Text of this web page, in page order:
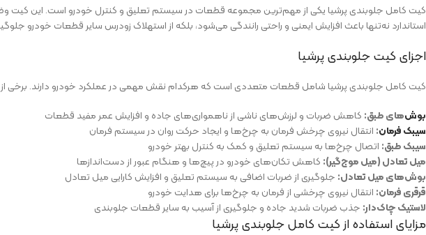
کیت کامل جلوبندی پرشیا یکی از مهم‌ترین مجموعه قطعات در سیستم تعلیق و کنترل خودرو است. این کیت
استاندارد نه‌تنها باعث افزایش ایمنی و راحتی رانندگی می‌شود، بلکه از استهلاک زودرس سایر قطعات خودرو
اجزای کیت جلوبندی پرشیا
کیت کامل جلوبندی پرشیا شامل قطعات متعددی است که هرکدام نقش مهمی در عملکرد خودرو دارند. برخی از
بوش‌های طبق: کاهش ضربات و لرزش‌های ناشی از ناهمواری‌های جاده و افزایش عمر مفید قطعات
سیبک فرمان: انتقال نیروی چرخش فرمان به چرخ‌ها و ایجاد حرکت روان در سیستم فرمان
سیبک طبق: اتصال چرخ‌ها به سیستم تعلیق و کمک به کنترل بهتر خودرو
میل تعادل (میل موج‌گیر): کاهش تکان‌های خودرو در پیچ‌ها و هنگام عبور از دست‌اندازها
بوش‌های میل تعادل: جلوگیری از ضربات اضافی به سیستم تعلیق و افزایش کارایی میل تعادل
قرقری فرمان: انتقال نیروی چرخشی از فرمان به چرخ‌ها برای هدایت خودرو
لاستیک چاک‌دار: جذب ضربات شدید جاده و جلوگیری از آسیب به سایر قطعات جلوبندی
مزایای استفاده از کیت کامل جلوبندی پرشیا